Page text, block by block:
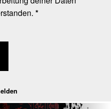
*